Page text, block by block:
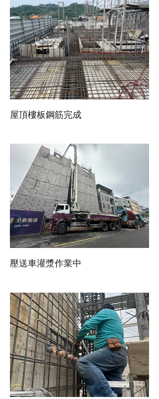
屋頂樓板鋼筋完成
壓送車灌漿作業中